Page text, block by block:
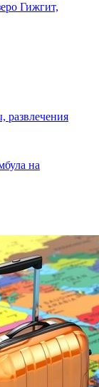
Гижгит,
развлечения
на